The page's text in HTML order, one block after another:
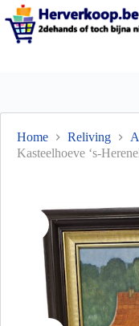
Home Reliving
Kasteelhoeve ‘s-